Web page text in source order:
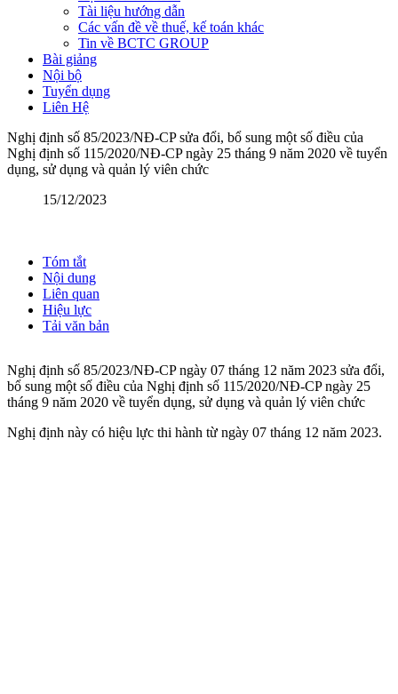
Tài liệu hướng dẫn
Các vấn đề về thuế, kế toán khác
Tin về BCTC GROUP
Bài giảng
Nội bộ
Tuyển dụng
Liên Hệ
Nghị định số 85/2023/NĐ-CP sửa đổi, bổ sung một số điều của
Nghị định số 115/2020/NĐ-CP ngày 25 tháng 9 năm 2020 về tuyển
dụng, sử dụng và quản lý viên chức
15/12/2023
Tóm tắt
Nội dung
Liên quan
Hiệu lực
Tải văn bản
Nghị định số 85/2023/NĐ-CP ngày 07 tháng 12 năm 2023 sửa đổi,
bổ sung một số điều của Nghị định số 115/2020/NĐ-CP ngày 25
tháng 9 năm 2020 về tuyển dụng, sử dụng và quản lý viên chức
Nghị định này có hiệu lực thi hành từ ngày 07 tháng 12 năm 2023.